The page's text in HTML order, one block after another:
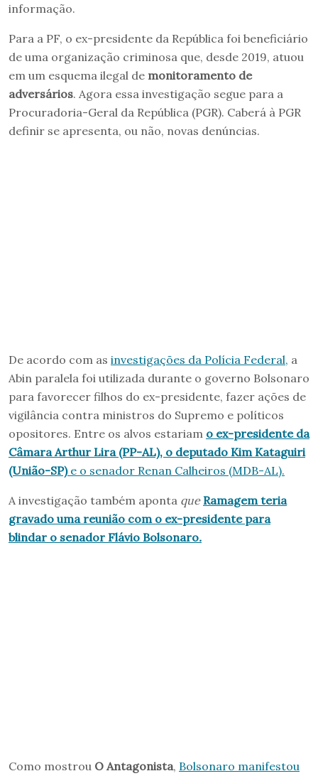
informação.
Para a PF, o ex-presidente da República foi beneficiário
de uma organização criminosa que, desde 2019, atuou
em um esquema ilegal de monitoramento de
adversários. Agora essa investigação segue para a
Procuradoria-Geral da República (PGR). Caberá à PGR
definir se apresenta, ou não, novas denúncias.
De acordo com as investigações da Polícia Federal, a
Abin paralela foi utilizada durante o governo Bolsonaro
para favorecer filhos do ex-presidente, fazer ações de
vigilância contra ministros do Supremo e políticos
opositores. Entre os alvos estariam o ex-presidente da
Câmara Arthur Lira (PP-AL), o deputado Kim Kataguiri
(União-SP)e o senador Renan Calheiros (MDB-AL).
A investigação também aponta que Ramagem teria
gravado uma reunião com o ex-presidente para
blindar o senador Flávio Bolsonaro.
Como mostrou O Antagonista, Bolsonaro manifestou